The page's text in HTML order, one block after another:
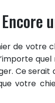
de votre
Ce
votre